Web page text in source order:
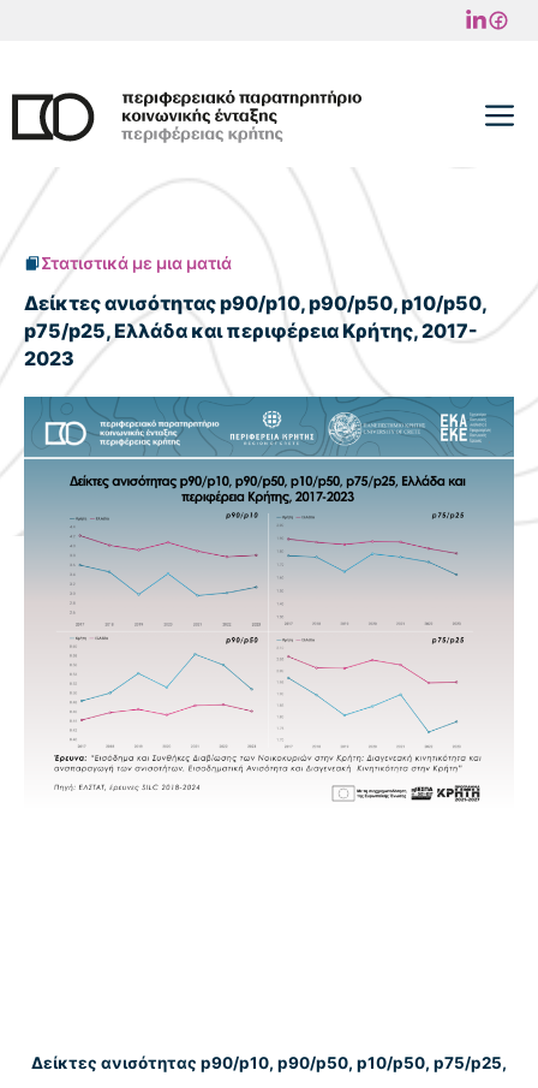
περιεχόμενο
Στατιστικά με μια ματιά
Δείκτες ανισότητας p90/p10, p90/p50, p10/p50,
p75/p25, Ελλάδα και περιφέρεια Κρήτης, 2017-
2023
Δείκτες ανισότητας p90/p10, p90/p50, p10/p50, p75/p25,